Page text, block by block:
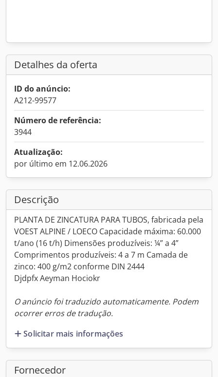
Detalhes da oferta
ID do anúncio:
A212-99577
Número de referência:
3944
Atualização:
por último em 12.06.2026
Descrição
PLANTA DE ZINCATURA PARA TUBOS, fabricada pela
VOEST ALPINE / LOECO Capacidade máxima: 60.000
t/ano (16 t/h) Dimensões produzíveis: ¼” a 4”
Comprimentos produzíveis: 4 a 7 m Camada de
zinco: 400 g/m2 conforme DIN 2444
Djdpfx Aeyman Hociokr
O anúncio foi traduzido automaticamente. Podem
ocorrer erros de tradução.
Solicitar mais informações
Fornecedor